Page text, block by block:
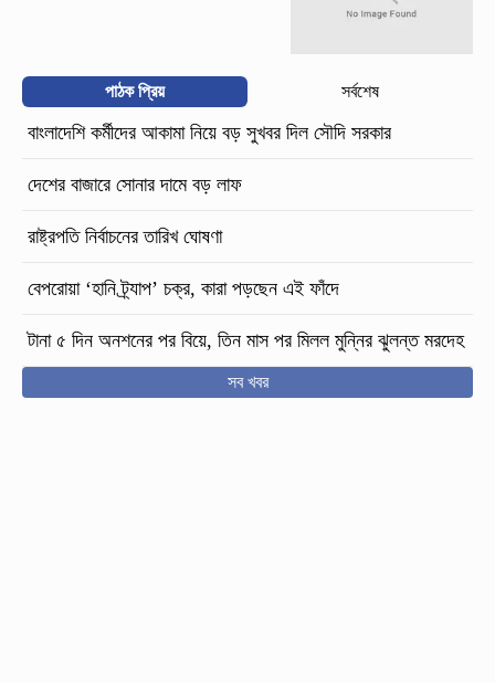
পাঠক প্রিয় সর্বশেষ
বাংলাদেশি কর্মীদের আকামা নিয়ে বড় সুখবর দিল সৌদি সরকার
দেশের বাজারে সোনার দামে বড় লাফ
রাষ্ট্রপতি নির্বাচনের তারিখ ঘোষণা
বেপরোয়া ‘হানি ট্র্যাপ’ চক্র, কারা পড়ছেন এই ফাঁদে
টানা ৫ দিন অনশনের পর বিয়ে, তিন মাস পর মিলল মুন্নির ঝুলন্ত মরদেহ
সব খবর